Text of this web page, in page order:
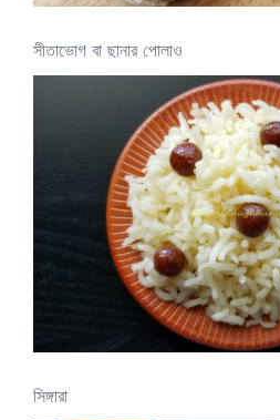
সীতাভোগ বা ছানার পোলাও
সিঙ্গারা